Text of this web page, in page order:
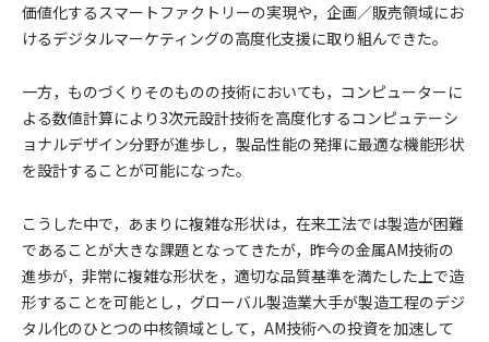
価値化するスマートファクトリーの実現や，企画／販売領域にお
けるデジタルマーケティングの高度化支援に取り組んできた。
一方，ものづくりそのものの技術においても，コンピューターに
よる数値計算により3次元設計技術を高度化するコンピュテーシ
ョナルデザイン分野が進歩し，製品性能の発揮に最適な機能形状
を設計することが可能になった。
こうした中で，あまりに複雑な形状は，在来工法では製造が困難
であることが大きな課題となってきたが，昨今の金属AM技術の
進歩が，非常に複雑な形状を，適切な品質基準を満たした上で造
形することを可能とし，グローバル製造業大手が製造工程のデジ
タル化のひとつの中核領域として，AM技術への投資を加速して